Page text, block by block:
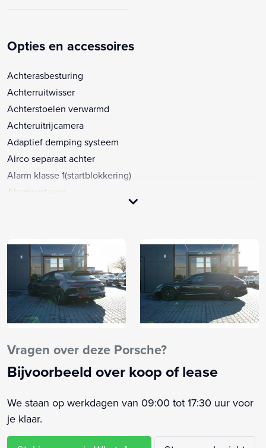
Opties en accessoires
Achterasbesturing
Achterruitwisser
Achterstoelen verwarmd
Achteruitrijcamera
Adaptief demping systeem
Airco separaat achter
Alarm klasse 1(startblokkering)
Alarmsysteem
Aluminium interieur afwerking
Anti doorSlip Regeling
Apple Carplay/Android Auto
Armsteun achter
Armsteun voor
Audio installatie premium
Bandenspanningscontrolesysteem
Binnenspiegel automatisch dimmend
Bluetooth
Buitenspiegels elektr. met geheugen
Buitenspiegels elektrisch inklapbaar
Buitenspiegels elektrisch verstel- en verwarmbaar
Vragen over deze Porsche?
Bijvoorbeeld over koop of lease
We staan op werkdagen van 09:00 tot 17:30 uur voor
je klaar.